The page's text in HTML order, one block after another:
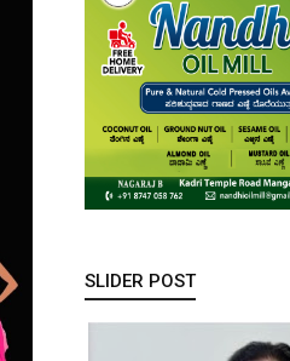
SLIDER POST